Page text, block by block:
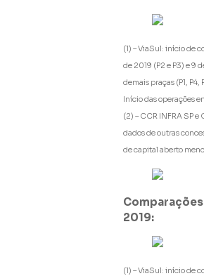
(1) – ViaSul: início de
de 2019 (P2 e P3) e 9
demais praças (P1, P4,
Início das operações
(2) – CCR INFRA SP
dados de outras
de capital aberto
2019:
(1) – ViaSul: início de